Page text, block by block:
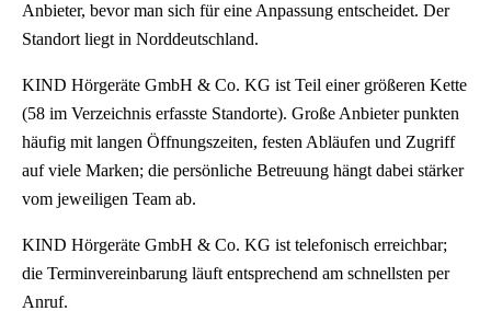
Anbieter, bevor man sich für eine Anpassung entscheidet. Der
Standort liegt in Norddeutschland.
KIND Hörgeräte GmbH & Co. KG ist Teil einer größeren Kette
(58 im Verzeichnis erfasste Standorte). Große Anbieter punkten
häufig mit langen Öffnungszeiten, festen Abläufen und Zugriff
auf viele Marken; die persönliche Betreuung hängt dabei stärker
vom jeweiligen Team ab.
KIND Hörgeräte GmbH & Co. KG ist telefonisch erreichbar;
die Terminvereinbarung läuft entsprechend am schnellsten per
Anruf.